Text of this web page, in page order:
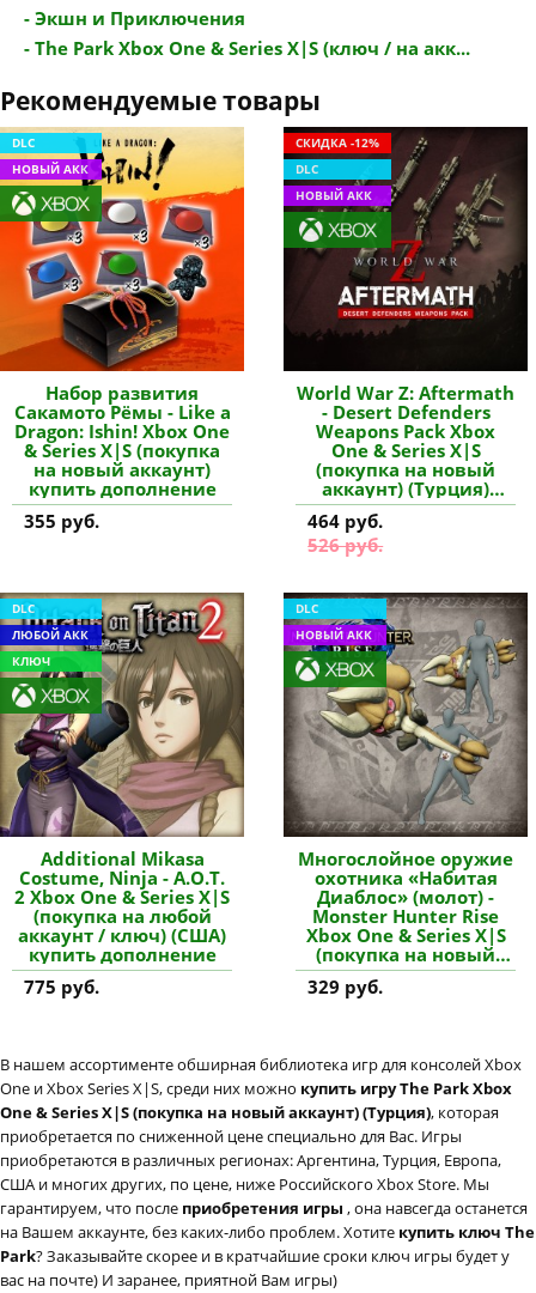
- Экшн и Приключения
- The Park Xbox One & Series X|S (ключ / на акк...
Рекомендуемые товары
DLC
НОВЫЙ АКК
Набор развития
Сакамото Рёмы - Like a
Dragon: Ishin! Xbox One
& Series X|S (покупка
на новый аккаунт)
купить дополнение
355 руб.
СКИДКА -12%
DLC
НОВЫЙ АКК
World War Z: Aftermath
- Desert Defenders
Weapons Pack Xbox
One & Series X|S
(покупка на новый
аккаунт) (Турция)
купить дополнение
464 руб.
526 руб.
DLC
ЛЮБОЙ АКК
КЛЮЧ
Additional Mikasa
Costume, Ninja - A.O.T.
2 Xbox One & Series X|S
(покупка на любой
аккаунт / ключ) (США)
купить дополнение
775 руб.
DLC
НОВЫЙ АКК
Многослойное оружие
охотника «Набитая
Диаблос» (молот) -
Monster Hunter Rise
Xbox One & Series X|S
(покупка на новый
аккаунт) купить
дополнение
329 руб.
В нашем ассортименте обширная библиотека игр для консолей Xbox
One и Xbox Series X|S, среди них можно купить игру The Park Xbox
One & Series X|S (покупка на новый аккаунт) (Турция), которая
приобретается по сниженной цене специально для Вас. Игры
приобретаются в различных регионах: Аргентина, Турция, Европа,
США и многих других, по цене, ниже Российского Xbox Store. Мы
гарантируем, что после приобретения игры , она навсегда останется
на Вашем аккаунте, без каких-либо проблем. Хотите купить ключ The
Park? Заказывайте скорее и в кратчайшие сроки ключ игры будет у
вас на почте) И заранее, приятной Вам игры)